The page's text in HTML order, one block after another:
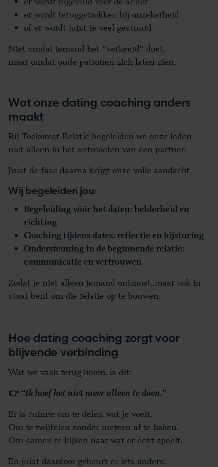
er wordt teruggetrokken bij onzekerheid
of er wordt juist te veel gestuurd
Niet omdat iemand het “verkeerd” doet,
maar omdat oude patronen zich laten zien.
Wat onze dating coaching anders
maakt
Bij Toekomst Relatie begeleiden we onze leden
niet alleen in het ontmoeten van een partner.
Juist de fase daarná krijgt onze volle aandacht.
Wij begeleiden jou:
Begeleiding vóór het daten: helderheid en
richting
Coaching tijdens dates: reflectie en bijsturing
Ondersteuning in de beginnende relatie:
communicatie en vertrouwen
Zodat je niet alleen iemand ontmoet, maar ook in
staat bent om die relatie op te bouwen.
Hoe dating coaching zorgt voor
blijvende verbinding
Wat we vaak terug horen, is dit:
👉“Ik hoef het niet meer alleen te doen.”
Er is ruimte om te delen wat je voelt.
Om te twijfelen zonder meteen af te haken.
Om samen te kijken naar wat er écht speelt.
En juist daardoor gebeurt er iets anders: